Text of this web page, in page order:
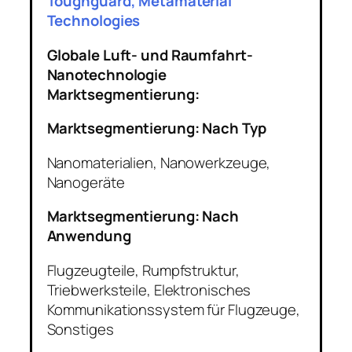
Technologies
Globale Luft- und Raumfahrt-
Nanotechnologie
Marktsegmentierung:
Marktsegmentierung: Nach Typ
Nanomaterialien, Nanowerkzeuge,
Nanogeräte
Marktsegmentierung: Nach
Anwendung
Flugzeugteile, Rumpfstruktur,
Triebwerksteile, Elektronisches
Kommunikationssystem für Flugzeuge,
Sonstiges